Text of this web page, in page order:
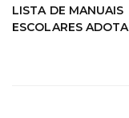
LISTA DE MANUAIS
ESCOLARES